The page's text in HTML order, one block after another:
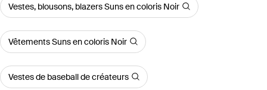
Vestes, blousons, blazers Suns en coloris Noir
Vêtements Suns en coloris Noir
Vestes de baseball de créateurs